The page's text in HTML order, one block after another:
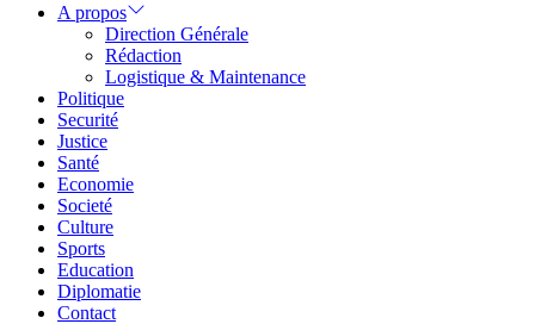
A propos
Direction Générale
Rédaction
Logistique & Maintenance
Politique
Securité
Justice
Santé
Economie
Societé
Culture
Sports
Education
Diplomatie
Contact